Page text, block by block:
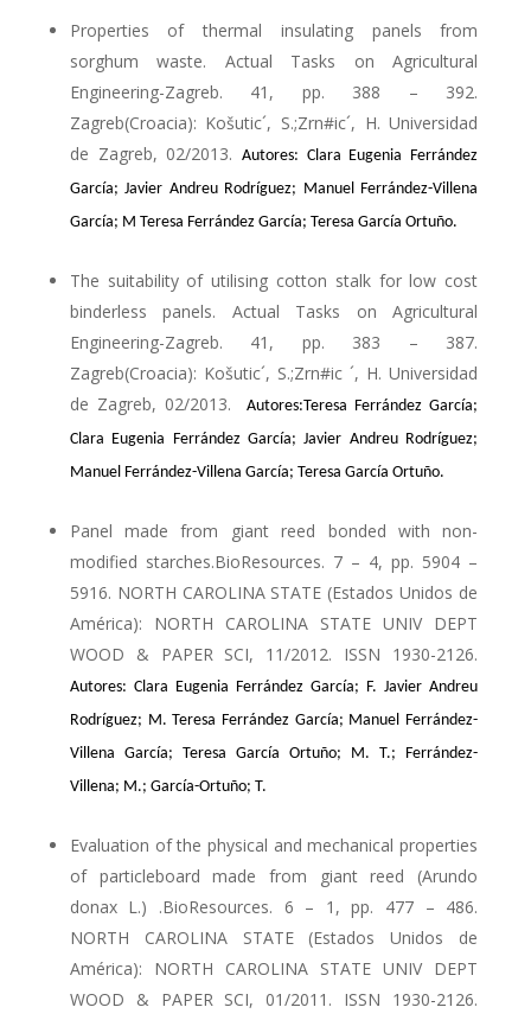
Properties of thermal insulating panels from
sorghum waste. Actual Tasks on Agricultural
Engineering-Zagreb. 41, pp. 388 – 392.
Zagreb(Croacia): Košutic´, S.;Zrn#ic´, H. Universidad
de Zagreb, 02/2013. Autores: Clara Eugenia Ferrández
García; Javier Andreu Rodríguez; Manuel Ferrández-Villena
García; M Teresa Ferrández García; Teresa García Ortuño.
The suitability of utilising cotton stalk for low cost
binderless panels. Actual Tasks on Agricultural
Engineering-Zagreb. 41, pp. 383 – 387.
Zagreb(Croacia): Košutic´, S.;Zrn#ic ´, H. Universidad
de Zagreb, 02/2013.
Autores:Teresa Ferrández García;
Clara Eugenia Ferrández García; Javier Andreu Rodríguez;
Manuel Ferrández-Villena García; Teresa García Ortuño.
Panel made from giant reed bonded with non-
modified starches.BioResources. 7 – 4, pp. 5904 –
5916. NORTH CAROLINA STATE (Estados Unidos de
América): NORTH CAROLINA STATE UNIV DEPT
WOOD & PAPER SCI, 11/2012. ISSN 1930-2126.
Autores: Clara Eugenia Ferrández García; F. Javier Andreu
Rodríguez; M. Teresa Ferrández García; Manuel Ferrández-
Villena García; Teresa García Ortuño; M. T.; Ferrández-
Villena; M.; García-Ortuño; T.
Evaluation of the physical and mechanical properties
of particleboard made from giant reed (Arundo
donax L.) .BioResources. 6 – 1, pp. 477 – 486.
NORTH CAROLINA STATE (Estados Unidos de
América): NORTH CAROLINA STATE UNIV DEPT
WOOD & PAPER SCI, 01/2011. ISSN 1930-2126.